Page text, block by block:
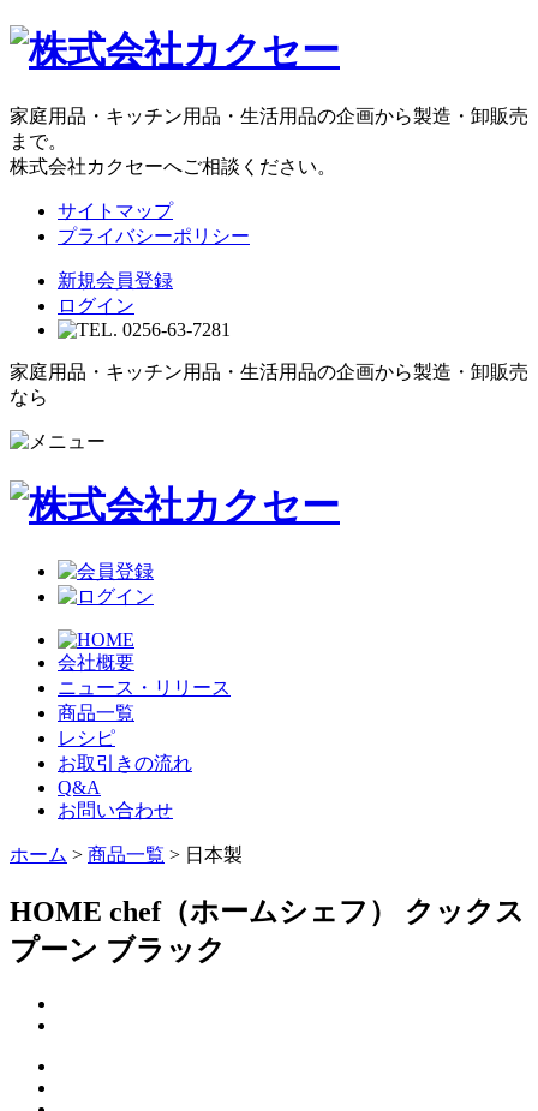
家庭用品・キッチン用品・生活用品の企画から製造・卸販売
まで。
株式会社カクセーへご相談ください。
サイトマップ
プライバシーポリシー
新規会員登録
ログイン
家庭用品・キッチン用品・生活用品の企画から製造・卸販売
なら
会社概要
ニュース・リリース
商品一覧
レシピ
お取引きの流れ
Q&A
お問い合わせ
ホーム > 商品一覧 > 日本製
HOME chef（ホームシェフ） クックス
プーン ブラック